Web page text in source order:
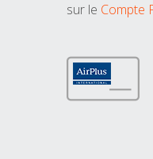
sur le Compte